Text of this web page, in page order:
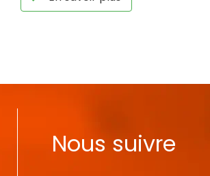
Nous suivre